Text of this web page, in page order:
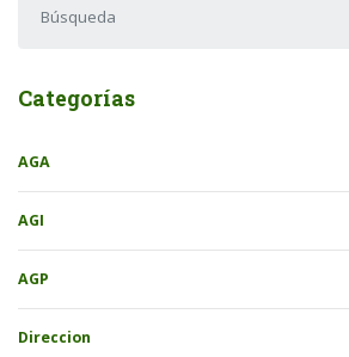
Categorías
AGA
AGI
AGP
Direccion